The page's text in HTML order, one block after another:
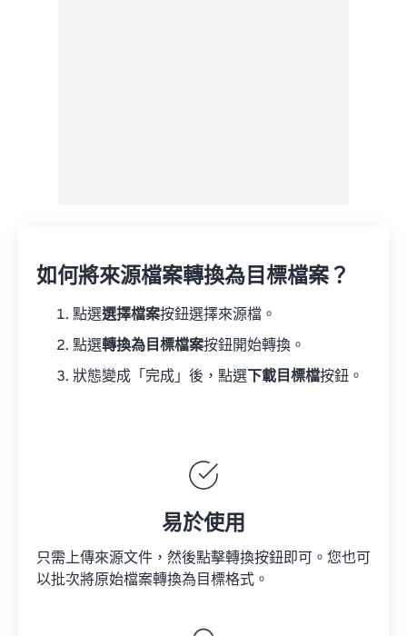
如何將來源檔案轉換為目標檔案？
點選選擇檔案按鈕選擇來源檔。
點選轉換為目標檔案按鈕開始轉換。
狀態變成「完成」後，點選 下載目標檔按鈕。
易於使用
只需上傳來源文件，然後點擊轉換按鈕即可。您也可
以批次將原始檔案轉換為目標格式。